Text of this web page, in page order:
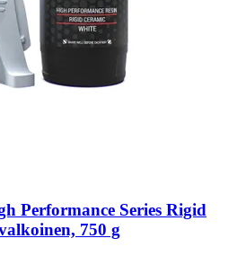
Performance Series Rigid
750 g